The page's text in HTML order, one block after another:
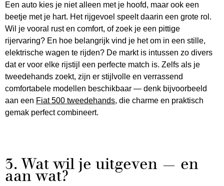
Een auto kies je niet alleen met je hoofd, maar ook een
beetje met je hart. Het rijgevoel speelt daarin een grote rol.
Wil je vooral rust en comfort, of zoek je een pittige
rijervaring? En hoe belangrijk vind je het om in een stille,
elektrische wagen te rijden? De markt is intussen zo divers
dat er voor elke rijstijl een perfecte match is. Zelfs als je
tweedehands zoekt, zijn er stijlvolle en verrassend
comfortabele modellen beschikbaar — denk bijvoorbeeld
aan een Fiat 500 tweedehands, die charme en praktisch
gemak perfect combineert.
3. Wat wil je uitgeven — en
aan wat?